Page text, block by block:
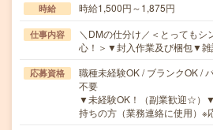
時給 時給1,500円～1,875円
仕事内容
＼DMの仕分け／＜とってもシ
心！＞▼封入作業及び梱包▼
応募資格
職種未経験OK / ブランクOK /
不要
▼未経験OK！（副業歓迎☆）
持ちの方（業務連絡に使用）